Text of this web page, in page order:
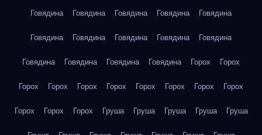
Говядина Говядина Говядина Говядина Говядина
Говядина Говядина Говядина Говядина Говядина
Говядина Говядина Говядина Говядина Горох Горох
Горох Горох Горох Горох Горох Горох Горох Горох
Горох Горох Горох Груша Груша Груша Груша Груша